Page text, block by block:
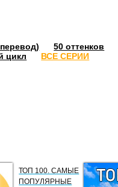
50 оттенков
цикл ВСЕ СЕРИИ
ТОП 100. САМЫЕ
ПОПУЛЯРНЫЕ